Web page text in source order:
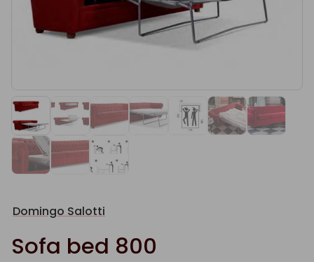
Domingo Salotti
Sofa bed 800